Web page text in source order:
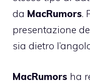
da MacRumors.
presentazione
sia dietro
MacRumors ha